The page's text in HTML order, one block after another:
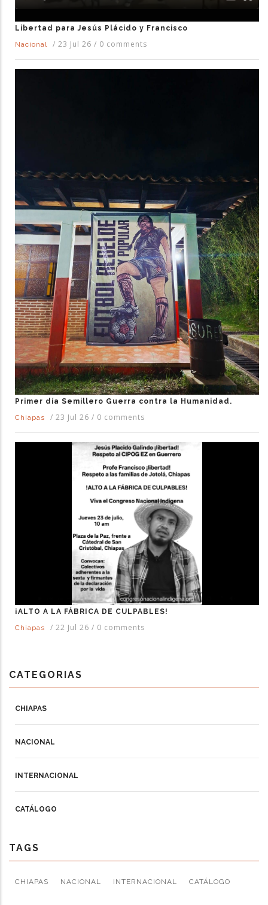
Libertad para Jesús Plácido y Francisco
Nacional
/ 23 Jul 26 / 0 comments
Primer día Semillero Guerra contra la Humanidad.
Chiapas
/ 23 Jul 26 / 0 comments
¡ALTO A LA FÁBRICA DE CULPABLES!
Chiapas
/ 22 Jul 26 / 0 comments
CATEGORIAS
CHIAPAS
NACIONAL
INTERNACIONAL
CATÁLOGO
TAGS
CHIAPAS NACIONAL INTERNACIONAL CATÁLOGO